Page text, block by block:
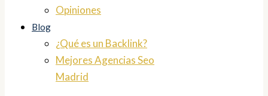
Opiniones
Blog
¿Qué es un Backlink?
Mejores Agencias Seo
Madrid